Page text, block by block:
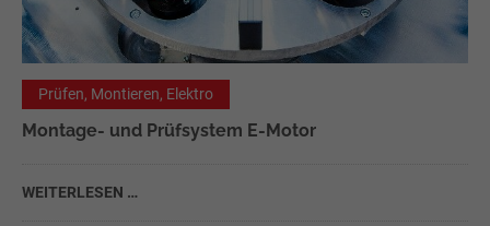
Prüfen, Montieren, Elektro
Montage- und Prüfsystem E-Motor
WEITERLESEN …